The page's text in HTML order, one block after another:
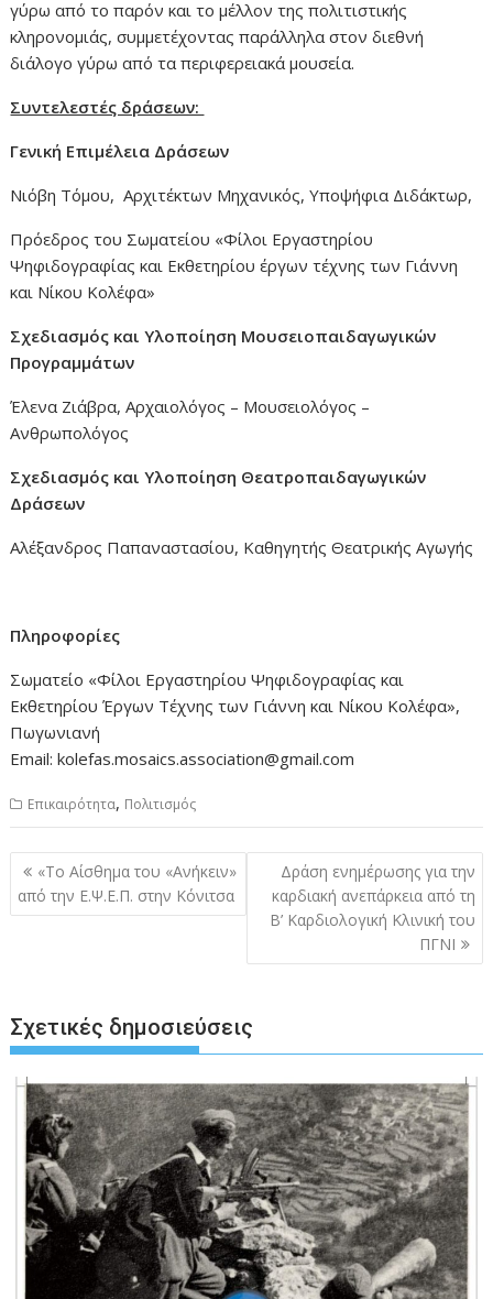
γύρω από το παρόν και το μέλλον της πολιτιστικής
κληρονομιάς, συμμετέχοντας παράλληλα στον διεθνή
διάλογο γύρω από τα περιφερειακά μουσεία.
Συντελεστές δράσεων:
Γενική Επιμέλεια Δράσεων
Νιόβη Τόμου, Αρχιτέκτων Μηχανικός, Υποψήφια Διδάκτωρ,
Πρόεδρος του Σωματείου «Φίλοι Εργαστηρίου
Ψηφιδογραφίας και Εκθετηρίου έργων τέχνης των Γιάννη
και Νίκου Κολέφα»
Σχεδιασμός και Υλοποίηση Μουσειοπαιδαγωγικών
Προγραμμάτων
Έλενα Ζιάβρα, Αρχαιολόγος – Μουσειολόγος –
Ανθρωπολόγος
Σχεδιασμός και Υλοποίηση Θεατροπαιδαγωγικών
Δράσεων
Αλέξανδρος Παπαναστασίου, Καθηγητής Θεατρικής Αγωγής
Πληροφορίες
Σωματείο «Φίλοι Εργαστηρίου Ψηφιδογραφίας και
Εκθετηρίου Έργων Τέχνης των Γιάννη και Νίκου Κολέφα»,
Πωγωνιανή
Email: kolefas.mosaics.association@gmail.com
Επικαιρότητα, Πολιτισμός
Πλοήγηση
άρθρων
«Το Αίσθημα του «Ανήκειν»
από την Ε.Ψ.Ε.Π. στην Κόνιτσα
Δράση ενημέρωσης για την
καρδιακή ανεπάρκεια από τη
Β’ Καρδιολογική Κλινική του
ΠΓΝΙ
Σχετικές δημοσιεύσεις